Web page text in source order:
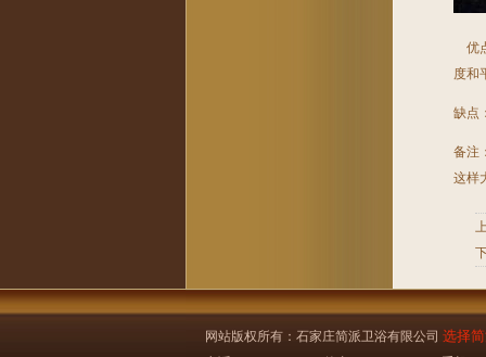
优
度和
缺点
备注
这样
网站版权所有：石家庄简派卫浴有限公司 选择